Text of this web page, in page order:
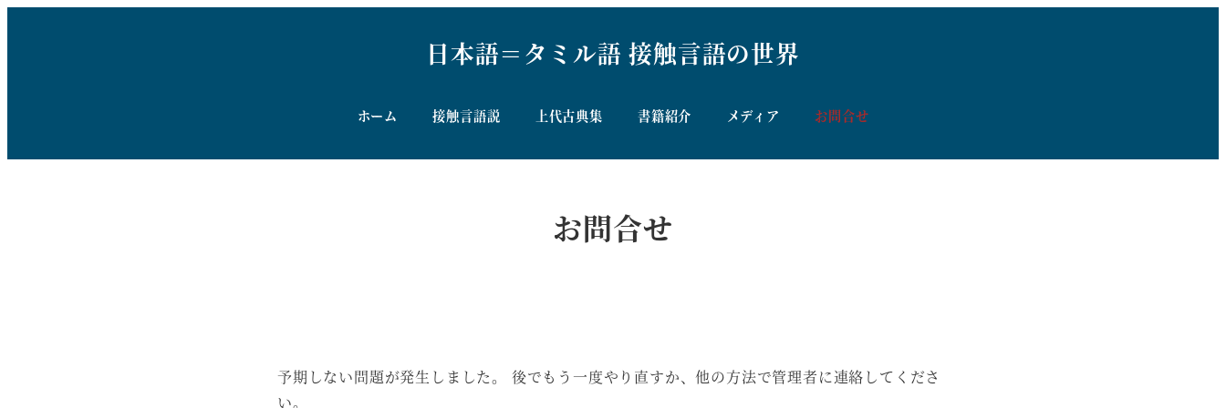
日本語＝タミル語 接触言語の世界
ホーム 接触言語説 上代古典集 書籍紹介 メディア お問合せ
お問合せ
予期しない問題が発生しました。 後でもう一度やり直すか、他の方法で管理者に連絡してくださ
い。